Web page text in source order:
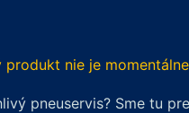
produkt nie je
pneuservis? Sme tu